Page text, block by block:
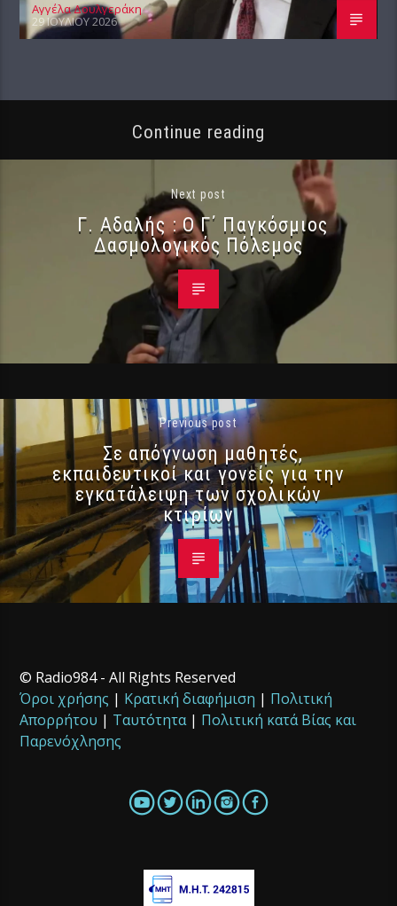
Αγγέλα Δουλγεράκη
29 ΙΟΥΛΊΟΥ 2026
Continue reading
Next post
Γ. Αδαλής : Ο Γ΄ Παγκόσμιος
Δασμολογικός Πόλεμος
Previous post
Σε απόγνωση μαθητές,
εκπαιδευτικοί και γονείς για την
εγκατάλειψη των σχολικών
κτιρίων
© Radio984 - All Rights Reserved
Όροι χρήσης | Κρατική διαφήμιση | Πολιτική
Απορρήτου | Ταυτότητα| Πολιτική κατά Βίας και
Παρενόχλησης